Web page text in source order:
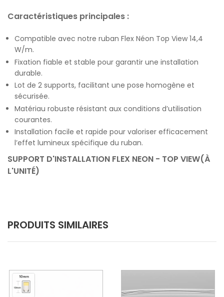
Caractéristiques principales :
Compatible avec notre ruban Flex Néon Top View 14,4
W/m.
Fixation fiable et stable pour garantir une installation
durable.
Lot de 2 supports, facilitant une pose homogène et
sécurisée.
Matériau robuste résistant aux conditions d’utilisation
courantes.
Installation facile et rapide pour valoriser efficacement
l’effet lumineux spécifique du ruban.
SUPPORT D'INSTALLATION FLEX NEON - TOP VIEW(À
L'UNITÉ)
PRODUITS SIMILAIRES